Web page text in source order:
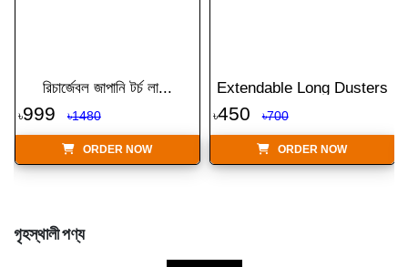
রিচার্জেবল জাপানি টর্চ লা...
৳999 ৳1480
ORDER NOW
Extendable Long Dusters
৳450 ৳700
ORDER NOW
গৃহস্থালী পণ্য